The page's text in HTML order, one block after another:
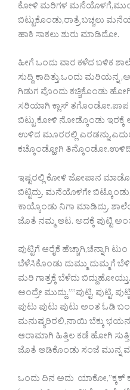
ಕೋಳಿ ಮರಿಗಳ
ಬಿಟ್ಟುಕೊಂಡು,ರಾತ್ರೆ ಬಚ್ಚಲು
ಹಾಕಿ ಸಾಕಲು ಶುರು ಮಾಡಿದೋ.
ಹೀಗೆ ಒಂದು ವಾರ ಕಳೆದ ಬಳಿಕ
ಸುದ್ದಿ ಕಾದಿತ್ತು.ಒಂದು ಮರಿಯನ್ನ
ಗಿಡುಗ ವೊಂದು ಕಚ್ಚಿಕೊಂಡು
ಸರಿಯಾಗಿ ಕ್ಲಾಸ್ ತಗೊಂಡೋ.ಪಾಪ
ಬಿಟ್ಟು ಕೋಳಿ ನೋಡ್ಕೊಂಡು ಇರಕ್ಕೆ
ಉಳಿದ ಮೂರರಲ್ಲಿ
ಕಚ್ಕೊಂಡ್ಹೋಗಿ
ಇಷ್ಟರಲ್ಲಿ ಕೋಳಿ ಜೋಪಾನ
ಬಿಟ್ಟಿದ್ರು. ಮನೆಯೊಳಗೇ
ಕಾಯ್ಕೊಂಡು ನಿಗಾ ಮಾಡಿದ್ರು.
ಜೊತೆ ನಮ್ಮ ಆಟ. ಅದಕ್ಕೆ ಪುಟ್ಟಿ
ಪುಟ್ಟಿಗೆ ಆರೈಕೆ ಹೆಚ್ಚಾಗಿ,ಚೆನ್ನಾಗಿ
ಬೆಳೆಸಿಕೊಂಡು ದುಮ್ಮು ದುಮ್ಮಗೆ
ಮರಿ ಗಾತ್ರಕ್ಕೆ ಬೆಳೆದು
ಅಂದ್ರೇ ಮುದ್ದು.””ಪುಟ್ಟಿ, ಪುಟ್ಟಿ,
ಪುಟು ಪುಟು ಪುಟು ಅಂತ ಓಡಿ
ಮನುಷ್ಯರಿರಲಿ,ನಾಯಿ ಬೆಕ್ಕು
ಆರಾಮಾಗಿ ಹಿತ್ತಿಲ ಕಡೆ ಹೋಗಿ
ಜೊತೆ ಆಡಿಕೊಂಡು ಸಂಜೆ ಮುನ್ನ ಮನೆ
ಒಂದು ದಿನ ಅದು ಯಾಕೋ,”ಕ್ಕಕ್